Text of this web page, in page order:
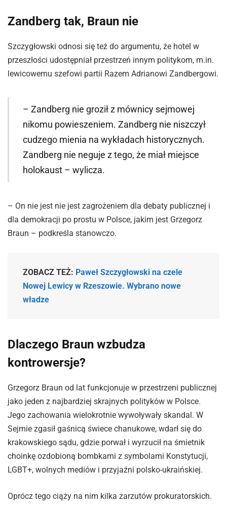
Zandberg tak, Braun nie
Szczygłowski odnosi się też do argumentu, że hotel w
przeszłości udostępniał przestrzeń innym politykom, m.in.
lewicowemu szefowi partii Razem Adrianowi Zandbergowi.
– Zandberg nie groził z mównicy sejmowej
nikomu powieszeniem. Zandberg nie niszczył
cudzego mienia na wykładach historycznych.
Zandberg nie neguje z tego, że miał miejsce
holokaust – wylicza.
– On nie jest nie jest zagrożeniem dla debaty publicznej i
dla demokracji po prostu w Polsce, jakim jest Grzegorz
Braun – podkreśla stanowczo.
ZOBACZ TEŻ: Paweł Szczygłowski na czele
Nowej Lewicy w Rzeszowie. Wybrano nowe
władze
Dlaczego Braun wzbudza
kontrowersje?
Grzegorz Braun od lat funkcjonuje w przestrzeni publicznej
jako jeden z najbardziej skrajnych polityków w Polsce.
Jego zachowania wielokrotnie wywoływały skandal. W
Sejmie zgasił gaśnicą świece chanukowe, wdarł się do
krakowskiego sądu, gdzie porwał i wyrzucił na śmietnik
choinkę ozdobioną bombkami z symbolami Konstytucji,
LGBT+, wolnych mediów i przyjaźni polsko-ukraińskiej.
Oprócz tego ciąży na nim kilka zarzutów prokuratorskich.